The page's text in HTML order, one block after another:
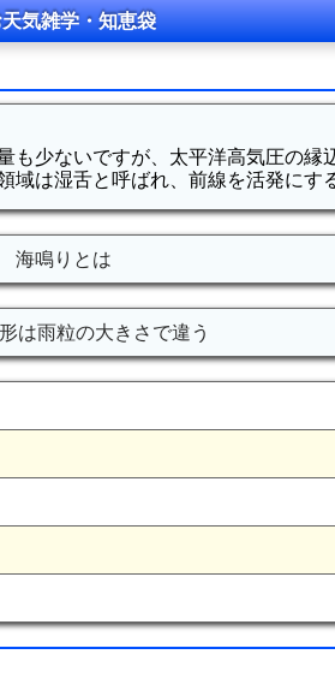
気雑学・知恵袋
少ないですが、太平洋高気圧の
は湿舌と呼ばれ、前線を活発にす
海鳴りとは
は雨粒の大きさで違う